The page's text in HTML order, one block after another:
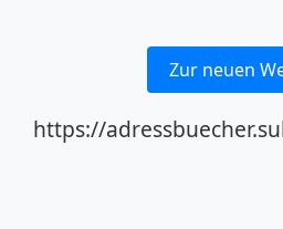
Zur neuen
https://